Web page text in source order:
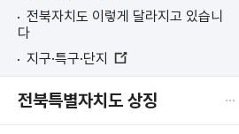
전북자치도 이렇게 달라지고 있습니
다
지구·특구·단지
열
전북특별자치도 상징